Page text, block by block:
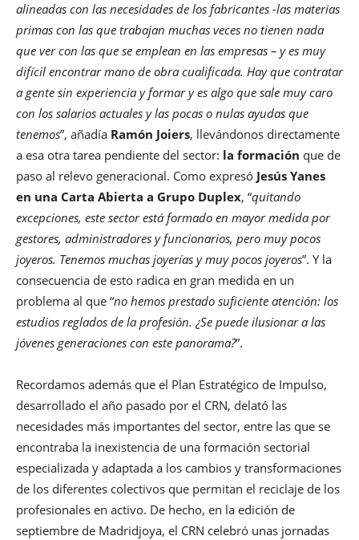
alineadas con las necesidades de los fabricantes -las materias
primas con las que trabajan muchas veces no tienen nada
que ver con las que se emplean en las empresas – y es muy
difícil encontrar mano de obra cualificada. Hay que contratar
a gente sin experiencia y formar y es algo que sale muy caro
con los salarios actuales y las pocas o nulas ayudas que
tenemos”, añadía Ramón Joiers, llevándonos directamente
a esa otra tarea pendiente del sector: la formación que de
paso al relevo generacional. Como expresó Jesús Yanes
en una Carta Abierta a Grupo Duplex, “quitando
excepciones, este sector está formado en mayor medida por
gestores, administradores y funcionarios, pero muy pocos
joyeros. Tenemos muchas joyerías y muy pocos joyeros”. Y la
consecuencia de esto radica en gran medida en un
problema al que “no hemos prestado suficiente atención: los
estudios reglados de la profesión. ¿Se puede ilusionar a las
jóvenes generaciones con este panorama?”.
Recordamos además que el Plan Estratégico de Impulso,
desarrollado el año pasado por el CRN, delató las
necesidades más importantes del sector, entre las que se
encontraba la inexistencia de una formación sectorial
especializada y adaptada a los cambios y transformaciones
de los diferentes colectivos que permitan el reciclaje de los
profesionales en activo. De hecho, en la edición de
septiembre de Madridjoya, el CRN celebró unas jornadas